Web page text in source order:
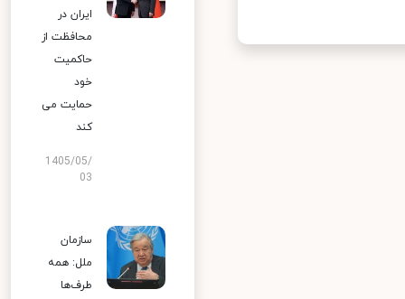
ایران در
محافظت از
حاکمیت
خود
حمایت می
کند
1405/05/
03
سازمان
ملل: همه
طرف‌ها